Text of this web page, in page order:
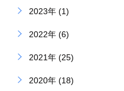
2023年 (1)
2022年 (6)
2021年 (25)
2020年 (18)